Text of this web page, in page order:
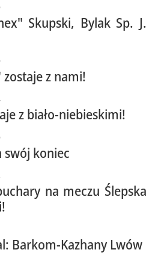
Skupski, Bylak Sp. J.
z nami!
z biało-niebieskimi!
swój koniec
na meczu Ślepska
Barkom-Kazhany Lwów